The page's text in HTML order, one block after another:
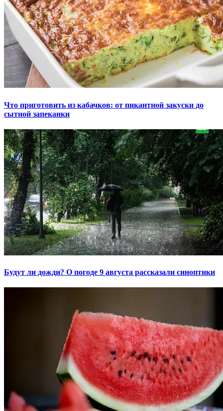
Что приготовить из кабачков: от пикантной закуски до
сытной запеканки
Будут ли дожди? О погоде 9 августа рассказали синоптики